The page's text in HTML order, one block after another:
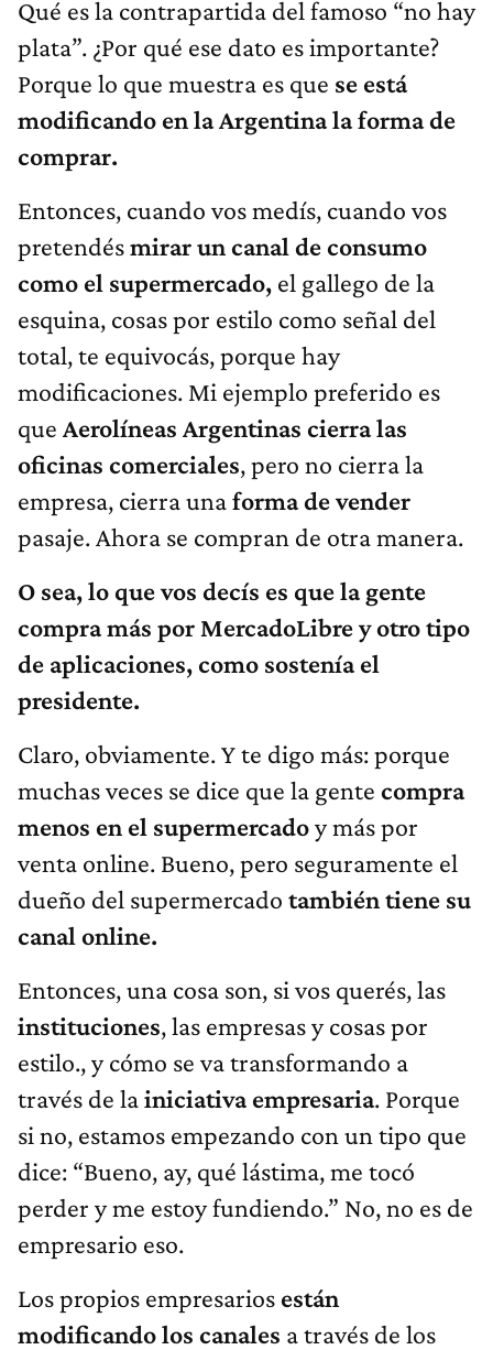
Qué es la contrapartida del famoso “no hay
plata”. ¿Por qué ese dato es importante?
Porque lo que muestra es que se está
modificando en la Argentina la forma de
comprar.
Entonces, cuando vos medís, cuando vos
pretendésmirar un canal de consumo
como el supermercado, el gallego de la
esquina, cosas por estilo como señal del
total, te equivocás, porque hay
modificaciones. Mi ejemplo preferido es
que Aerolíneas Argentinas cierra las
oficinas comerciales, pero no cierra la
empresa, cierra unaforma de vender
pasaje. Ahora se compran de otra manera.
O sea, lo que vos decís es que la gente
compra más por MercadoLibre y otro tipo
de aplicaciones, como sostenía el
presidente.
Claro, obviamente. Y te digo más: porque
muchas veces se dice que la gente compra
menos en el supermercadoy más por
venta online. Bueno, pero seguramente el
dueño del supermercado también tiene su
canal online.
Entonces, una cosa son, si vos querés, las
instituciones, las empresas y cosas por
estilo., y cómo se va transformando a
través de lainiciativa empresaria. Porque
si no, estamos empezando con un tipo que
dice: “Bueno, ay, qué lástima, me tocó
perder y me estoy fundiendo.” No, no es de
empresario eso.
Los propios empresarios están
modificando los canales a través de los